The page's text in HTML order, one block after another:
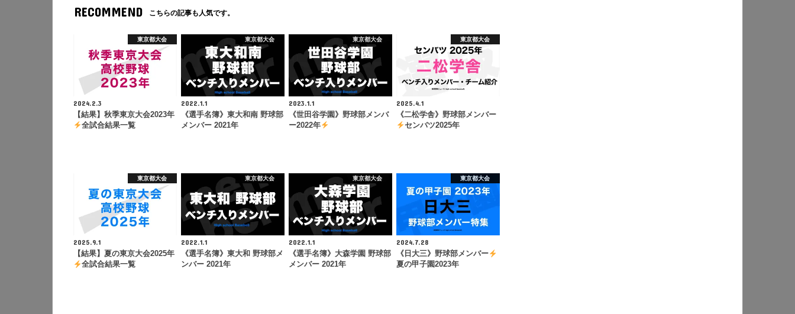
RECOMMEND こちらの記事も人気です。
東京都大会
2024.2.3
【結果】秋季東京大会2023年
全試合結果一覧
東京都大会
2022.1.1
《選手名簿》東大和南 野球部
メンバー 2021年
東京都大会
2023.1.1
《世田谷学園》野球部メンバ
ー2022年
東京都大会
2025.4.1
《二松学舎》野球部メンバー
センバツ2025年
東京都大会
2025.9.1
【結果】夏の東京大会2025年
全試合結果一覧
東京都大会
2022.1.1
《選手名簿》東大和 野球部メ
ンバー 2021年
東京都大会
2022.1.1
《選手名簿》大森学園 野球部
メンバー 2021年
東京都大会
2024.7.28
《日大三》野球部メンバー
夏の甲子園2023年